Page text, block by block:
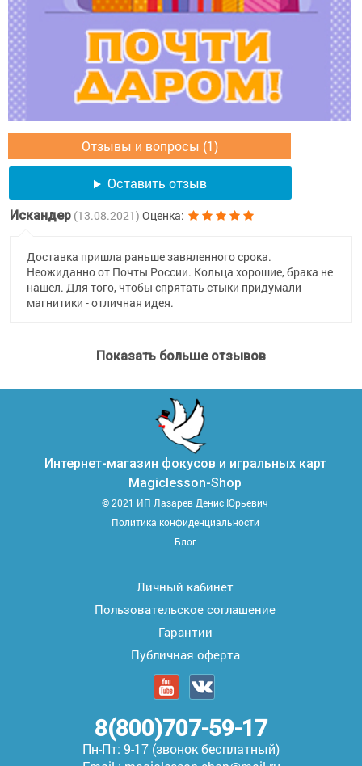
Отзывы и вопросы (1)
Оставить отзыв
Искандер (13.08.2021) Оценка:
Доставка пришла раньше завяленного срока.
Неожиданно от Почты России. Кольца хорошие, брака не
нашел. Для того, чтобы спрятать стыки придумали
магнитики - отличная идея.
Показать больше отзывов
Интернет-магазин фокусов и игральных карт
Magiclesson-Shop
© 2021 ИП Лазарев Денис Юрьевич
Политика конфиденциальности
Блог
Личный кабинет
Пользовательское соглашение
Гарантии
Публичная оферта
8(800)707-59-17
Пн-Пт: 9-17 (звонок бесплатный)